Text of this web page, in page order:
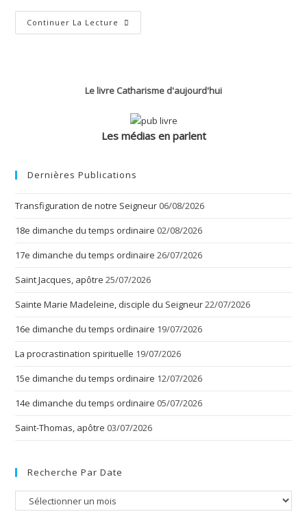
Continuer La Lecture Le
Catharisme
Le livre Catharisme d'aujourd'hui
Les médias en parlent
Dernières Publications
Transfiguration de notre Seigneur 06/08/2026
18e dimanche du temps ordinaire 02/08/2026
17e dimanche du temps ordinaire 26/07/2026
Saint Jacques, apôtre 25/07/2026
Sainte Marie Madeleine, disciple du Seigneur22/07/2026
16e dimanche du temps ordinaire 19/07/2026
La procrastination spirituelle 19/07/2026
15e dimanche du temps ordinaire 12/07/2026
14e dimanche du temps ordinaire 05/07/2026
Saint-Thomas, apôtre 03/07/2026
Recherche Par Date
Recherche